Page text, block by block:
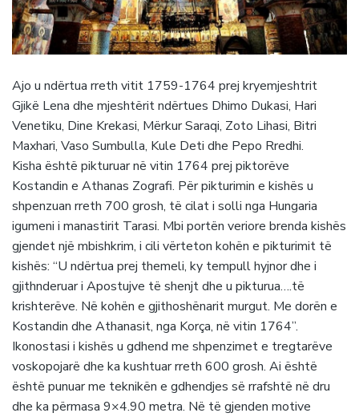
Ajo u ndërtua rreth vitit 1759-1764 prej kryemjeshtrit
Gjikë Lena dhe mjeshtërit ndërtues Dhimo Dukasi, Hari
Venetiku, Dine Krekasi, Mërkur Saraqi, Zoto Lihasi, Bitri
Maxhari, Vaso Sumbulla, Kule Deti dhe Pepo Rredhi.
Kisha është pikturuar në vitin 1764 prej piktorëve
Kostandin e Athanas Zografi. Për pikturimin e kishës u
shpenzuan rreth 700 grosh, të cilat i solli nga Hungaria
igumeni i manastirit Tarasi. Mbi portën veriore brenda kishës
gjendet një mbishkrim, i cili vërteton kohën e pikturimit të
kishës: “U ndërtua prej themeli, ky tempull hyjnor dhe i
gjithnderuar i Apostujve të shenjt dhe u pikturua….të
krishterëve. Në kohën e gjithoshënarit murgut. Me dorën e
Kostandin dhe Athanasit, nga Korça, në vitin 1764”.
Ikonostasi i kishës u gdhend me shpenzimet e tregtarëve
voskopojarë dhe ka kushtuar rreth 600 grosh. Ai është
është punuar me teknikën e gdhendjes së rrafshtë në dru
dhe ka përmasa 9×4.90 metra. Në të gjenden motive